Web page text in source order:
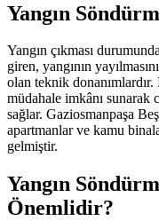
Yangın
Yangın çıkması
giren, yangının
olan teknik donanımlardır.
müdahale imkânı sunarak
sağlar. Gaziosmanpaşa
apartmanlar ve kamu
gelmiştir.
Yangın
Önemlidir?